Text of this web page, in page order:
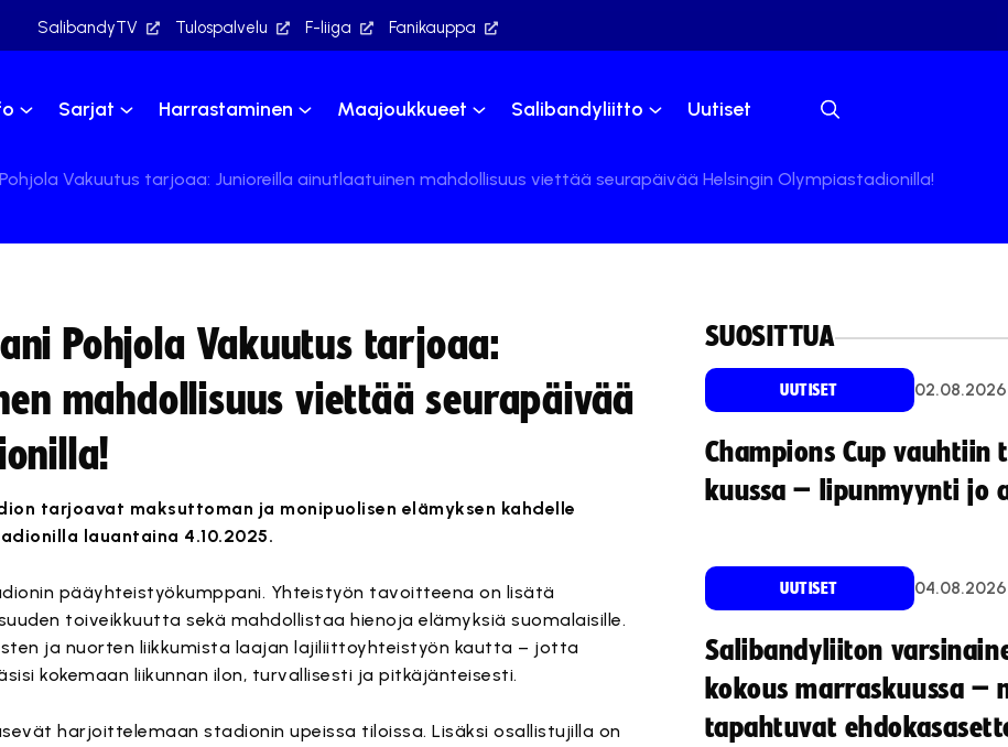
SalibandyTV Tulospalvelu F-liiga Fanikauppa
Sarjat Harrastaminen Maajoukkueet Salibandyliitto Uutiset
Vakuutus tarjoaa: Junioreilla ainutlaatuinen mahdollisuus viettää seurapäivää Helsingin Olympiastadionilla!
Pohjola Vakuutus tarjoaa:
mahdollisuus viettää seurapäivää
tarjoavat maksuttoman ja monipuolisen elämyksen kahdelle
lauantaina 4.10.2025.
pääyhteistyökumppani. Yhteistyön tavoitteena on lisätä
toiveikkuutta sekä mahdollistaa hienoja elämyksiä suomalaisille.
ja nuorten liikkumista laajan lajiliittoyhteistyön kautta – jotta
kokemaan liikunnan ilon, turvallisesti ja pitkäjänteisesti.
harjoittelemaan stadionin upeissa tiloissa. Lisäksi osallistujilla on
SUOSITTUA
UUTISET 02.08.2026
Champions Cup vauhtiin
kuussa – lipunmyynti jo
UUTISET 04.08.2026
Salibandyliiton
kokous marraskuussa –
tapahtuvat